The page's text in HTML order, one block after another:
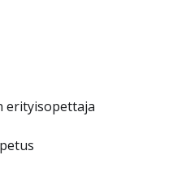
erityisopettaja